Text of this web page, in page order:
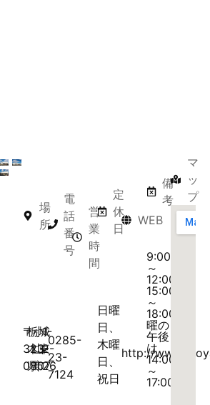
場
所
〒
323-
0807
栃
木
県
小
山
市
城
東
1-
2-
26
電
話
番
号
0285-
23-
7124
営
業
時
間
定
休
日
日曜
日、
木曜
日、
祝日
WEB
http://
備
考
9:00
～
12:00、
15:00
～
18:00(土
曜の
午後
は
14:00
～
17:00)
マ
ッ
プ